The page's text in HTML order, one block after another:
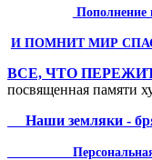
Пополнение
И ПОМНИТ МИР
ВСЕ, ЧТО
посвященная памяти
Наши земляки -
Персональная